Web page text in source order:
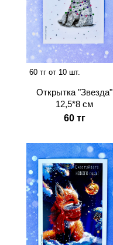
60 тг от 10 шт.
Открытка "Звезда"
12,5*8 см
60 тг